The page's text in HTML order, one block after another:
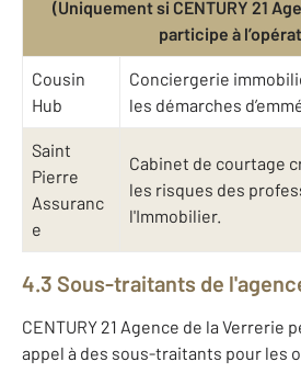
(Uniquement si CENTURY 21
participe à
Cousin
Hub
Conciergerie
les démarches
Saint
Pierre
Assuranc
e
Cabinet de courtage
les risques des
l'Immobilier.
4.3 Sous-traitants de
CENTURY 21 Agence de la Verrerie
appel à des sous-traitants pour les